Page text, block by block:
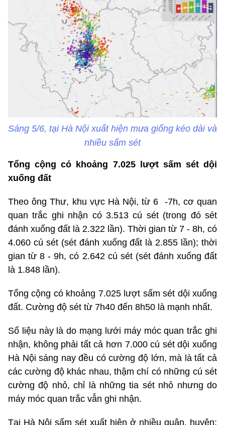
Sáng 5/6, tại Hà Nội xuất hiện mưa giống kéo dài và
nhiều sấm sét
Tổng cộng có khoảng 7.025 lượt sấm sét dội
xuống đất
Theo ông Thư, khu vực Hà Nội, từ 6 -7h, cơ quan
quan trắc ghi nhận có 3.513 cú sét (trong đó sét
đánh xuống đất là 2.322 lần). Thời gian từ 7 - 8h, có
4.060 cú sét (sét đánh xuống đất là 2.855 lần); thời
gian từ 8 - 9h, có 2.642 cú sét (sét đánh xuống đất
là 1.848 lần).
Tổng cộng có khoảng 7.025 lượt sấm sét dội xuống
đất. Cường độ sét từ 7h40 đến 8h50 là mạnh nhất.
Số liệu này là do mạng lưới máy móc quan trắc ghi
nhận, không phải tất cả hơn 7.000 cú sét dội xuống
Hà Nội sáng nay đều có cường độ lớn, mà là tất cả
các cường độ khác nhau, thậm chí có những cú sét
cường độ nhỏ, chỉ là những tia sét nhỏ nhưng do
máy móc quan trắc vẫn ghi nhận.
Tại Hà Nội sấm sét xuất hiện ở nhiều quận, huyện: